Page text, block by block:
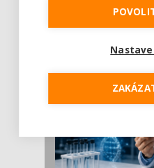
Pojem protein již